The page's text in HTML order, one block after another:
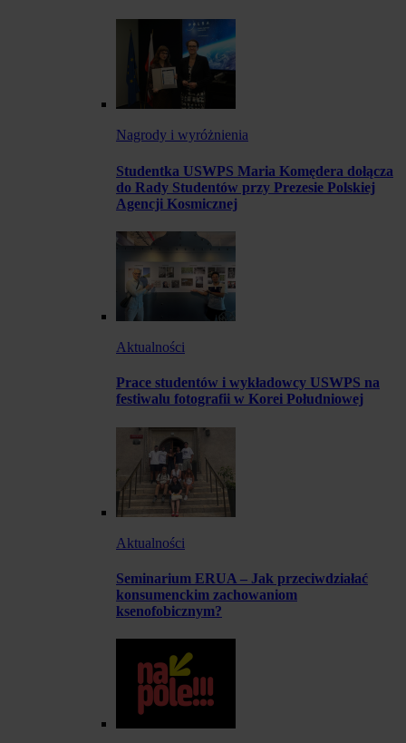
Nagrody i wyróżnienia
Studentka USWPS Maria Komędera dołącza
do Rady Studentów przy Prezesie Polskiej
Agencji Kosmicznej
Aktualności
Prace studentów i wykładowcy USWPS na
festiwalu fotografii w Korei Południowej
Aktualności
Seminarium ERUA – Jak przeciwdziałać
konsumenckim zachowaniom
ksenofobicznym?